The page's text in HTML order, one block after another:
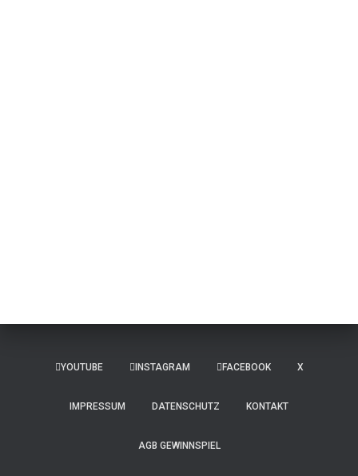
YOUTUBE INSTAGRAM FACEBOOK X
IMPRESSUM DATENSCHUTZ KONTAKT
AGB GEWINNSPIEL